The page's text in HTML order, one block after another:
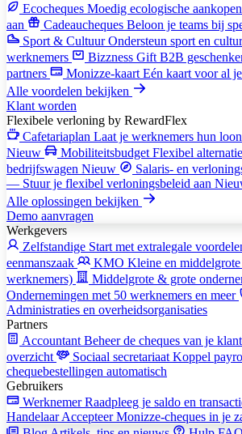
Ecocheques Moedig ecologische
aan
Cadeaucheques Beloon je teams bij
Sport & CultuurOndersteun sport en
werknemers
Bizzness Gift B2B
partners
Monizze-kaart Eén kaart voor al
Alle voordelen bekijken
Klant worden
Flexibele verloning by RewardFlex
Cafetariaplan Laat je werknemers hun
Nieuw
Mobiliteitsbudget Flexibel
bedrijfswagen Nieuw Salaris- en
— Stuur je flexibel verloningsbeleid aan
Alle oplossingen bekijken
Demo aanvragen
Werkgevers
Zelfstandige Start met extralegale
eenmanszaak
KMO Kleine en
werknemers)
Middelgrote & grote
Ondernemingen met 50 werknemers en meer
Administraties en overheidsorganisaties
Partners
Accountant Beheer de cheques van je
overzicht
Sociaal secretariaat Koppel
chequebestellingen automatisch
Gebruikers
WerknemerRaadpleeg je saldo en
HandelaarAccepteer Monizze-cheques in je